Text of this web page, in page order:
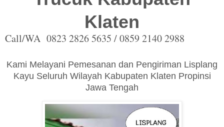
Klaten
Call/WA 0823 2826 5635 / 0859 2140 2988
Kami Melayani Pemesanan dan Pengiriman Lisplang
Kayu Seluruh Wilayah Kabupaten Klaten Propinsi
Jawa Tengah